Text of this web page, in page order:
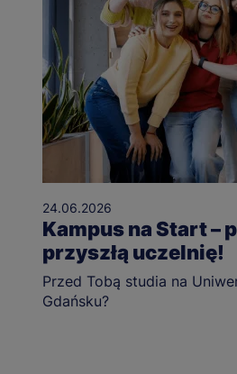
24.06.2026
Kampus na Start –
przyszłą uczelnię!
Przed Tobą studia na
Gdańsku?